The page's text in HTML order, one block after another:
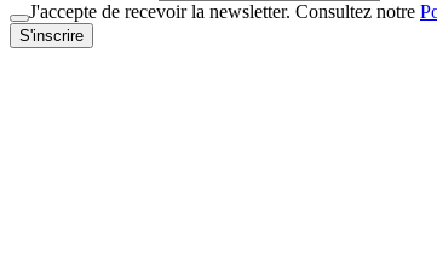
J'accepte de recevoir la newsletter. Consultez notre
S'inscrire